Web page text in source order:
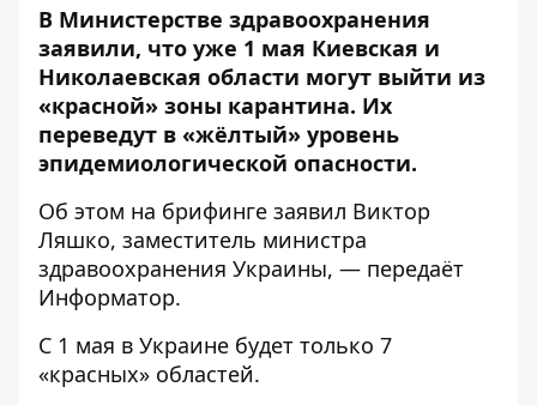
В Министерстве здравоохранения
заявили, что уже 1 мая Киевская и
Николаевская области могут выйти из
«красной» зоны карантина. Их
переведут в «жёлтый» уровень
эпидемиологической опасности.
Об этом на брифинге заявил Виктор
Ляшко, заместитель министра
здравоохранения Украины, — передаёт
Информатор.
С 1 мая в Украине будет только 7
«красных» областей.